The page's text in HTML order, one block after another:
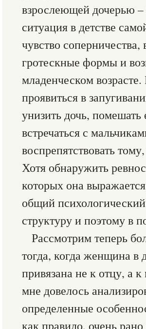
взрослеющей дочерью –
ситуация в детстве
чувство
гротескные формы и
младенческом
проявиться в
унизить дочь, помешать
встречаться с
воспрепятствовать
Хотя обнаружить
которых она
общий
структуру и поэтому в
Рассмотрим теперь
тогда, когда женщина в
привязана не к отцу, а
мне довелось
определенные
как правило, очень